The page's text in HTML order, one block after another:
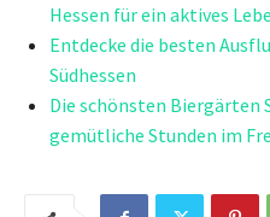
Hessen für ein aktives
Entdecke die besten
Südhessen
Die schönsten Biergärten
gemütliche Stunden im